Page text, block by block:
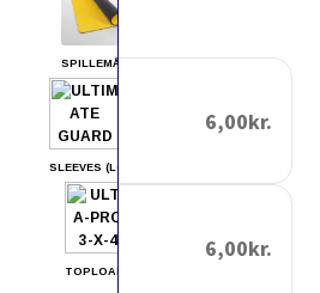
SPILLEMÅTTER
SLEEVES (LOMMER)
TOPLOADERS
6,00kr.
6,00kr.